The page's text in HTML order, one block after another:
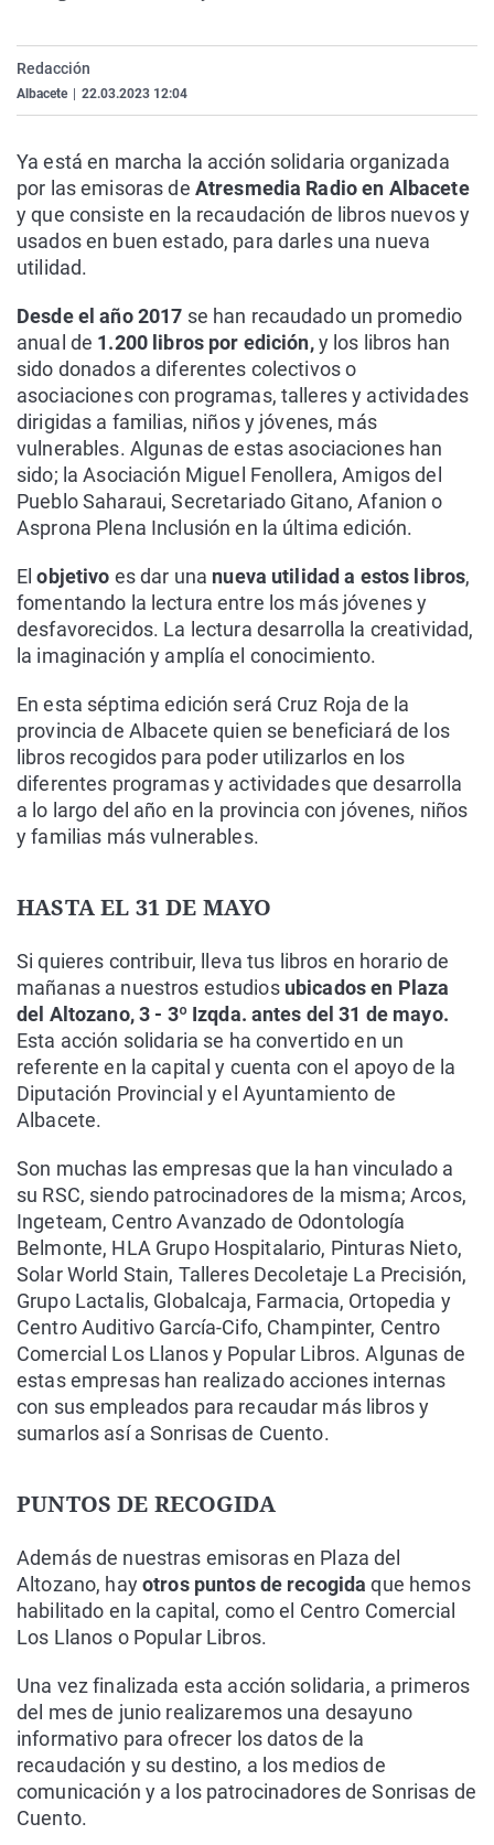
País Vasco
Redacción
Albacete 22.03.2023 12:04
Ya está en marcha la acción solidaria organizada
por las emisoras de Atresmedia Radio en Albacete
y que consiste en la recaudación de libros nuevos y
usados en buen estado, para darles una nueva
utilidad.
Desde el año 2017 se han recaudado un promedio
anual de 1.200 libros por edición,y los libros han
sido donados a diferentes colectivos o
asociaciones con programas, talleres y actividades
dirigidas a familias, niños y jóvenes, más
vulnerables. Algunas de estas asociaciones han
sido; la Asociación Miguel Fenollera, Amigos del
Pueblo Saharaui, Secretariado Gitano, Afanion o
Asprona Plena Inclusión en la última edición.
Elobjetivo es dar una nueva utilidad a estos libros,
fomentando la lectura entre los más jóvenes y
desfavorecidos. La lectura desarrolla la creatividad,
la imaginación y amplía el conocimiento.
En esta séptima edición será Cruz Roja de la
provincia de Albacete quien se beneficiará de los
libros recogidos para poder utilizarlos en los
diferentes programas y actividades que desarrolla
a lo largo del año en la provincia con jóvenes, niños
y familias más vulnerables.
HASTA EL 31 DE MAYO
Si quieres contribuir, lleva tus libros en horario de
mañanas a nuestros estudiosubicados en Plaza
del Altozano, 3 - 3º Izqda. antes del 31 de mayo.
Esta acción solidaria se ha convertido en un
referente en la capital y cuenta con el apoyo de la
Diputación Provincial y el Ayuntamiento de
Albacete.
Son muchas las empresas que la han vinculado a
su RSC, siendo patrocinadores de la misma; Arcos,
Ingeteam, Centro Avanzado de Odontología
Belmonte, HLA Grupo Hospitalario, Pinturas Nieto,
Solar World Stain, Talleres Decoletaje La Precisión,
Grupo Lactalis, Globalcaja, Farmacia, Ortopedia y
Centro Auditivo García-Cifo, Champinter, Centro
Comercial Los Llanos y Popular Libros. Algunas de
estas empresas han realizado acciones internas
con sus empleados para recaudar más libros y
sumarlos así a Sonrisas de Cuento.
PUNTOS DE RECOGIDA
Además de nuestras emisoras en Plaza del
Altozano, hayotros puntos de recogida que hemos
habilitado en la capital, como el Centro Comercial
Los Llanos o Popular Libros.
Una vez finalizada esta acción solidaria, a primeros
del mes de junio realizaremos una desayuno
informativo para ofrecer los datos de la
recaudación y su destino, a los medios de
comunicación y a los patrocinadores de Sonrisas de
Cuento.